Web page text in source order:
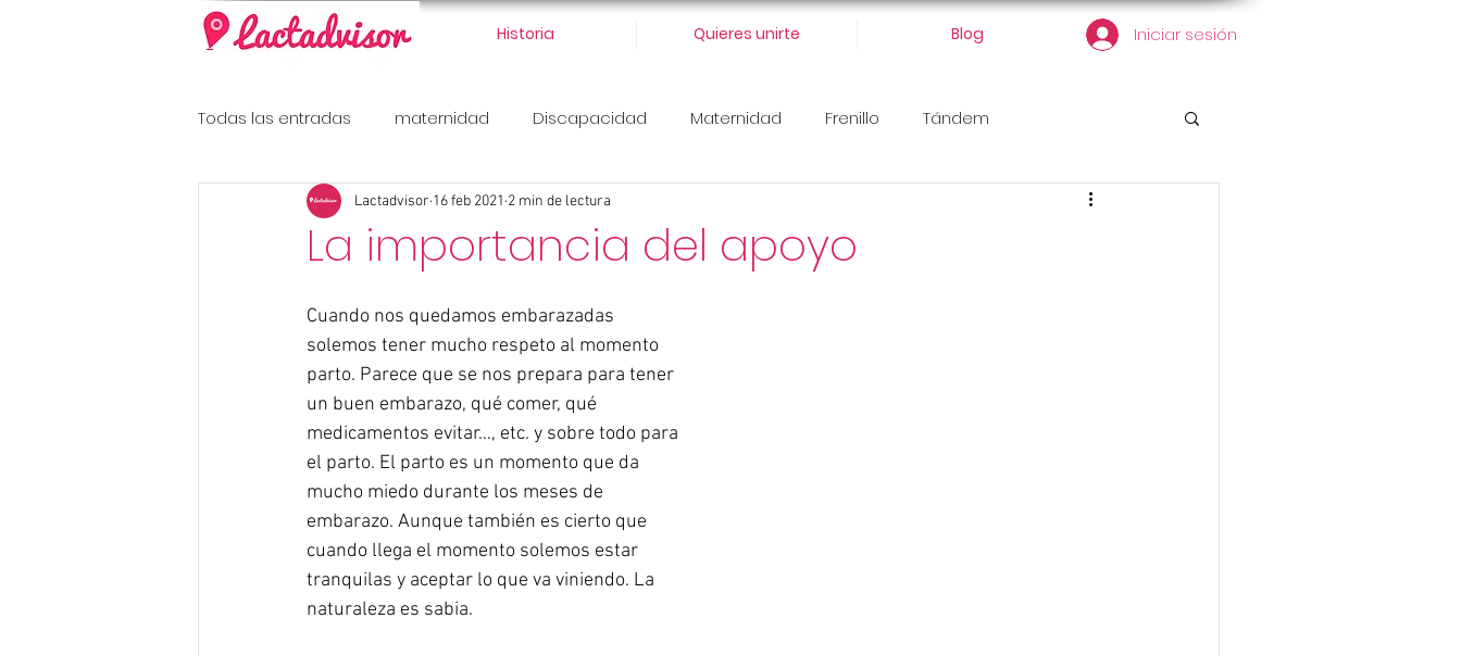
Iniciar sesión
Historia Quieres unirte Blog
Todas las entradas maternidad Discapacidad Maternidad Frenillo Tándem
Diabetes Gestacional
La importancia del apoyo
Lactadvisor 16 feb 2021 2 min de lectura
Cuando nos quedamos embarazadas
solemos tener mucho respeto al momento
parto. Parece que se nos prepara para tener
un buen embarazo, qué comer, qué
medicamentos evitar…, etc. y sobre todo para
el parto. El parto es un momento que da
mucho miedo durante los meses de
embarazo. Aunque también es cierto que
cuando llega el momento solemos estar
tranquilas y aceptar lo que va viniendo. La
naturaleza es sabia.